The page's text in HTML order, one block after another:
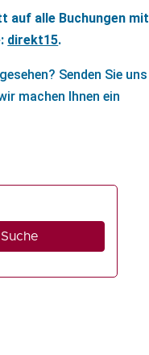
auf alle Buchungen mit
direkt15.
Senden Sie uns
machen Ihnen ein